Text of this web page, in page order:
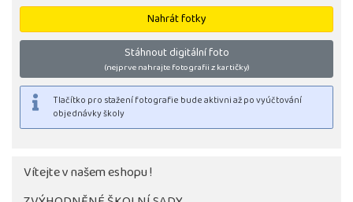
Nahrát fotky
Stáhnout digitální foto
(nejprve nahrajte fotografii z kartičky)
Vítejte v našem eshopu !